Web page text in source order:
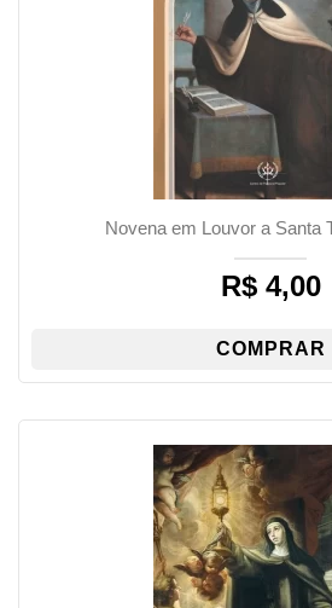
Novena em Louvor a Santa
R$4,00
COMPRAR